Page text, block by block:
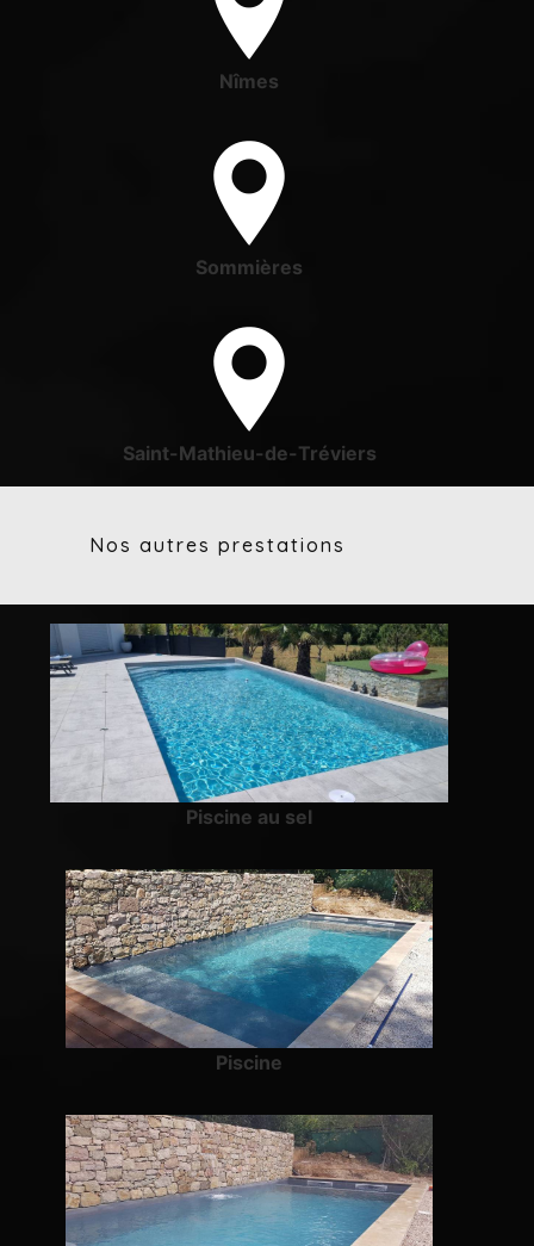
Nîmes
Sommières
Saint-Mathieu-de-Tréviers
Nos autres prestations
Piscine au sel
Piscine